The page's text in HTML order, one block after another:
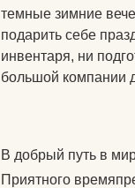
темные зимние
подарить себе
инвентаря, ни
большой компании
В добрый путь в
Приятного